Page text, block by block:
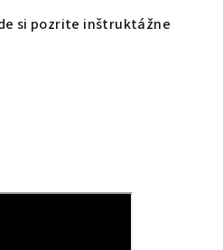
si pozrite inštruktážne